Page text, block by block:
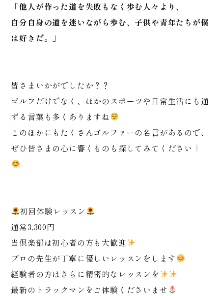
「他人が作った道を失敗もなく歩む人々より、
自分自身の道を迷いながら歩む、子供や青年たちが僕
は好きだ。」
皆さまいかがでしたか？？
ゴルフだけでなく、ほかのスポーツや日常生活にも通
ずる言葉も多くありますね
このほかにもたくさんゴルファーの名言があるので、
ぜひ皆さまの心に響くものも探してみてください
初回体験レッスン
通常3,300円
当倶楽部は初心者の方も大歓迎
プロの先生が丁寧に優しいレッスンをします
経験者の方はさらに精密的なレッスンを
最新のトラックマンをご体験くださいませ